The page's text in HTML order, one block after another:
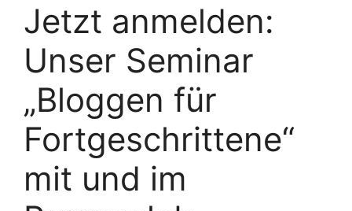
Jetzt anmelden:
Unser Seminar
„Bloggen für
Fortgeschrittene“
mit und im